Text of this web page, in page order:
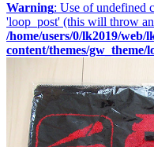
Warning: Use of undefined
'loop_post' (this will throw
/home/users/0/lk2019/web/
content/themes/gw_theme/